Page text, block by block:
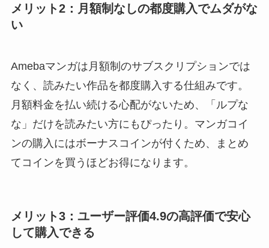
メリット2：月額制なしの都度購入でムダがな
い
Amebaマンガは月額制のサブスクリプションでは
なく、読みたい作品を都度購入する仕組みです。
月額料金を払い続ける心配がないため、「ルプな
な」だけを読みたい方にもぴったり。マンガコイ
ンの購入にはボーナスコインが付くため、まとめ
てコインを買うほどお得になります。
メリット3：ユーザー評価4.9の高評価で安心
して購入できる